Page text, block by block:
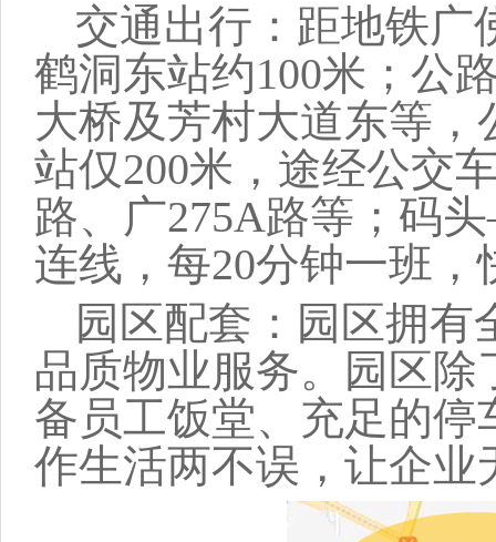
交通出行： 距地铁广
鹤洞东站约100米；公
大桥及芳村大道东等
站仅200米，途经公交
路、广275A路等；码头
连线，每20分钟一班，
园区配套： 园区拥有
品质物业服务。园区除
备员工饭堂、充足的
作生活两不误，让企业